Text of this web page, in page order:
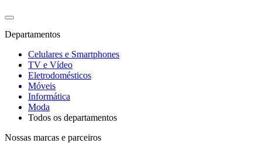
Departamentos
Celulares e Smartphones
TV e Vídeo
Eletrodomésticos
Móveis
Informática
Moda
Todos os departamentos
Nossas marcas e parceiros